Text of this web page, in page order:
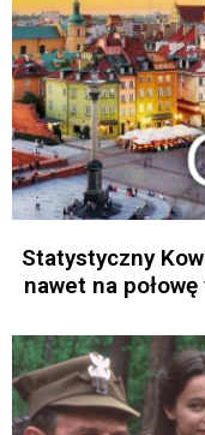
Statystyczny
nawet na